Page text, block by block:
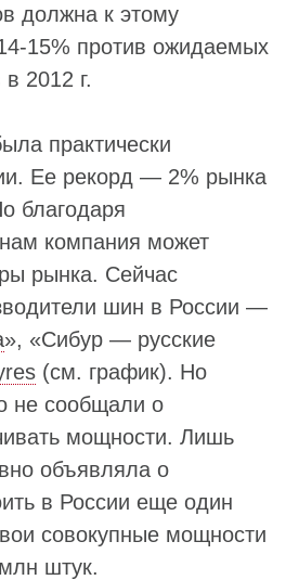
должна к этому
15% против ожидаемых
2012 г.
практически
Ее рекорд — 2% рынка
благодаря
компания может
рынка. Сейчас
шин в России —
», «Сибур — русские
(см. график). Но
не сообщали о
мощности. Лишь
объявляла о
в России еще один
совокупные мощности
штук.